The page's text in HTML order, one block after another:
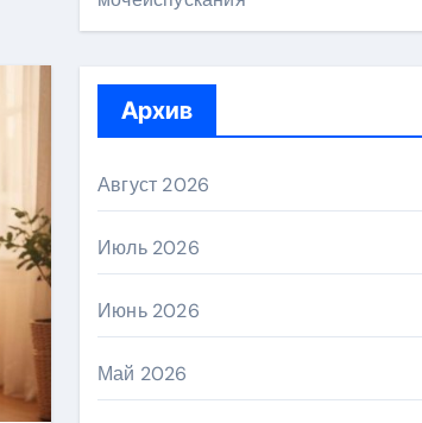
Архив
Август 2026
Июль 2026
Июнь 2026
Май 2026